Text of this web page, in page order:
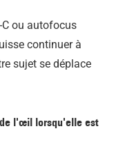
C ou autofocus
continuer à
sujet se déplace
l'œil lorsqu'elle est